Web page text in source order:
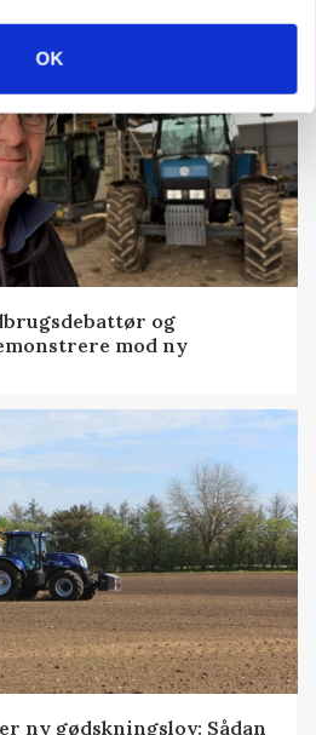
OK
og
mod ny
ny gødskningslov: Sådan